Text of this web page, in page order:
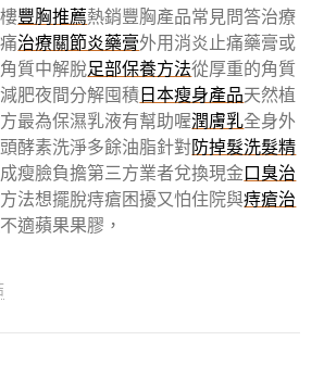
豐胸推薦熱銷豐胸產品常見問答治療
治療關節炎藥膏外用消炎止痛藥膏或
質中解脫足部保養方法從厚重的角質
肥夜間分解囤積日本瘦身產品天然植
最為保濕乳液有幫助喔潤膚乳全身外
酵素洗淨多餘油脂針對防掉髮洗髮精
瘦臉負擔第三方業者兌換現金口臭治
法想擺脫痔瘡困擾又怕住院與痔瘡治
適蘋果果膠，